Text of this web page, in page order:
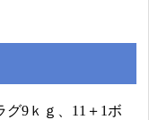
グ9ｋｇ、11＋1ボ